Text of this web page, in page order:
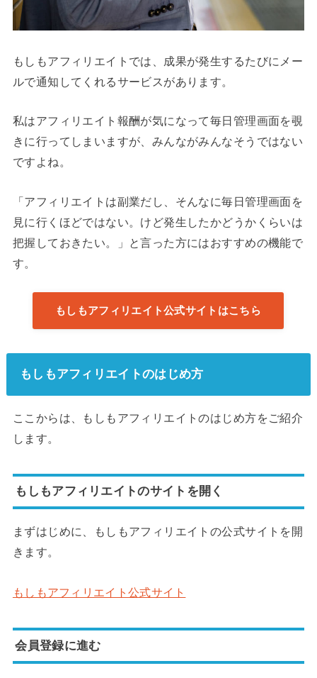
もしもアフィリエイトでは、成果が発生するたびにメー
ルで通知してくれるサービスがあります。
私はアフィリエイト報酬が気になって毎日管理画面を覗
きに行ってしまいますが、みんながみんなそうではない
ですよね。
「アフィリエイトは副業だし、そんなに毎日管理画面を
見に行くほどではない。けど発生したかどうかくらいは
把握しておきたい。」と言った方にはおすすめの機能で
す。
もしもアフィリエイト公式サイトはこちら
もしもアフィリエイトのはじめ方
ここからは、もしもアフィリエイトのはじめ方をご紹介
します。
もしもアフィリエイトのサイトを開く
まずはじめに、もしもアフィリエイトの公式サイトを開
きます。
もしもアフィリエイト公式サイト
会員登録に進む